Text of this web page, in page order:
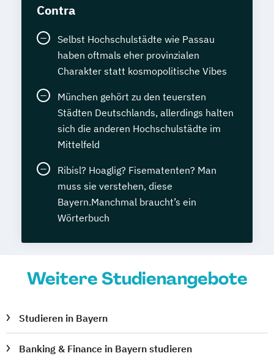
Contra
Selbst Hochschulstädte wie Passau
haben oftmals eher provinzialen
Charakter statt kosmopolitische Vibes
München gehört zu den teuersten
Städten Deutschlands, allerdings halten
sich die anderen Hochschulstädte im
Mittelfeld
Ribisl? Hoaglig? Fisematenten? Man
muss sie verstehen, diese
Bayern.Manchmal braucht’s ein
Wörterbuch
Weitere Studienangebote
Studieren in Bayern
Banking & Finance in Bayern studieren